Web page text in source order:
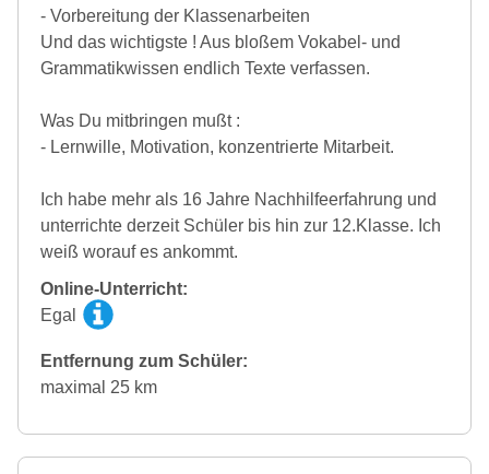
- Vorbereitung der Klassenarbeiten
Und das wichtigste ! Aus bloßem Vokabel- und
Grammatikwissen endlich Texte verfassen.
Was Du mitbringen mußt :
- Lernwille, Motivation, konzentrierte Mitarbeit.
Ich habe mehr als 16 Jahre Nachhilfeerfahrung und
unterrichte derzeit Schüler bis hin zur 12.Klasse. Ich
weiß worauf es ankommt.
Online-Unterricht:
Egal
Entfernung zum Schüler:
maximal 25 km